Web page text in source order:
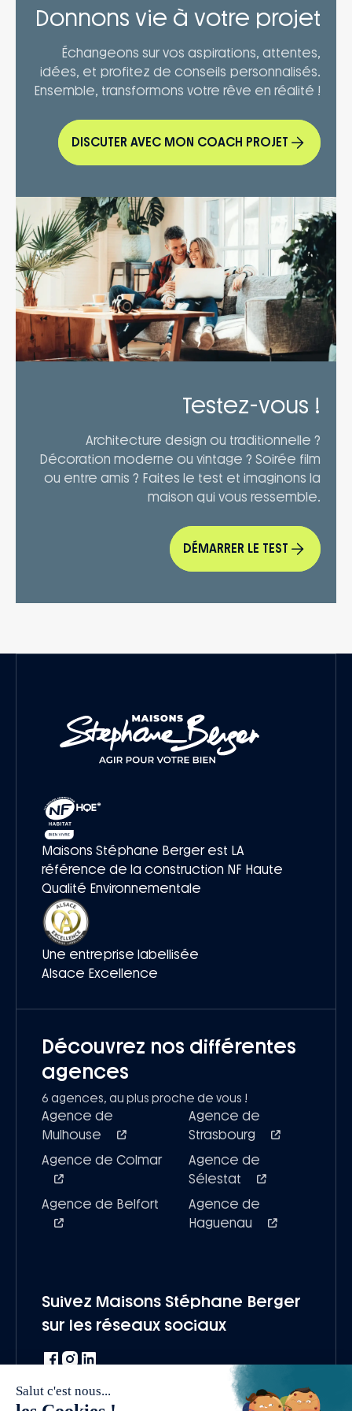
Donnons vie à votre projet
Échangeons sur vos aspirations, attentes,
idées, et profitez de conseils personnalisés.
Ensemble, transformons votre rêve en réalité !
DISCUTER AVEC MON COACH PROJET
Testez-vous !
Architecture design ou traditionnelle ?
Décoration moderne ou vintage ? Soirée film
ou entre amis ? Faites le test et imaginons la
maison qui vous ressemble.
DÉMARRER LE TEST
Maisons Stéphane Berger est LA
référence de la construction NF Haute
Qualité Environnementale
Une entreprise labellisée
Alsace Excellence
Découvrez nos différentes
agences
6 agences, au plus proche de vous !
Agence de
Mulhouse
Agence de
Strasbourg
Agence de Colmar
Agence de
Sélestat
Agence de Belfort
Agence de
Haguenau
Suivez Maisons Stéphane Berger
sur les réseaux sociaux